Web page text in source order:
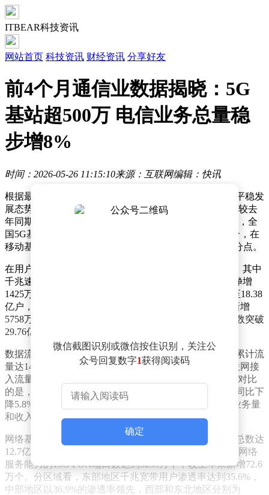
ITBEAR科技资讯
网站首页 科技资讯 财经资讯 分享好友
前4个月通信业数据揭晓：5G
基站超500万 电信业务总量稳
步增8%
时间：2026-05-26 11:15:10来源：互联网编辑：快讯
根据最新行业数据显示，今年前四个月通信业整体呈现平稳发
展态势，电信业务总量实现8%的同比增长，但业务收入较去
年同期下降1.7%。值得关注的是，5G网络建设持续加速，全
国5G基站总数突破500万个大关，较上年末新增17.1万个，在
移动基站中的占比提升至38.7%，较一季度提高0.5个百分点。
在用户发展方面，固定宽带接入用户总数达到6.98亿户，其中
千兆速率用户规模显著扩大，达到2.53亿户，较上年末净增
1425万户，占总用户数的36.2%。移动电话用户总数增至18.38
亿户，5G用户占比近七成，达到12.62亿户，较上年末新增
5758万户。移动物联网终端用户保持快速增长态势，总数突破
29.76亿户，较上年末新增8763万户。
数据流量使用方面呈现强劲增长，前四个月移动互联网累计流
量达1420亿GB，同比增长18.5%。4月当月户均移动互联网接
入流量达到23.17GB，较去年同期增长13.5%。与之形成对比
的是，传统通信业务持续萎缩，移动电话去话通话时长同比下
降5.8%，固定电话主叫通话时长下降21.5%，移动短信业务量
和收入分别下降5.8%和11.5%。
网络基础设施建设稳步推进，全国互联网宽带接入端口总数达
12.7亿个，其中光纤接入端口占比高达96.6%。具备千兆网络
服务能力的10G PON端口数达到3235万个，较上年末新增72.6
万个。分区域看，东部地区千兆宽带用户渗透率达到35.6%，
中部地区以36.9%的渗透率领先，西部和东北地区分别为
微信截图识别或微信按住识别，关注公
众号回复数字1获得阅读码
确定